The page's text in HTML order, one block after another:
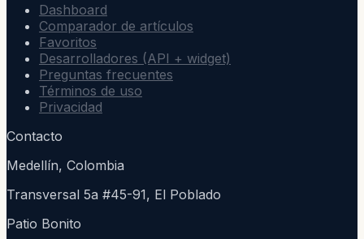
Dashboard
Comparador de artículos
Favoritos
Desarrolladores (API + widget)
Preguntas frecuentes
Términos de uso
Privacidad
Contacto
Medellín, Colombia
Transversal 5a #45-91, El Poblado
Patio Bonito